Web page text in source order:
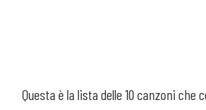
Questa è la lista delle 10 canzoni